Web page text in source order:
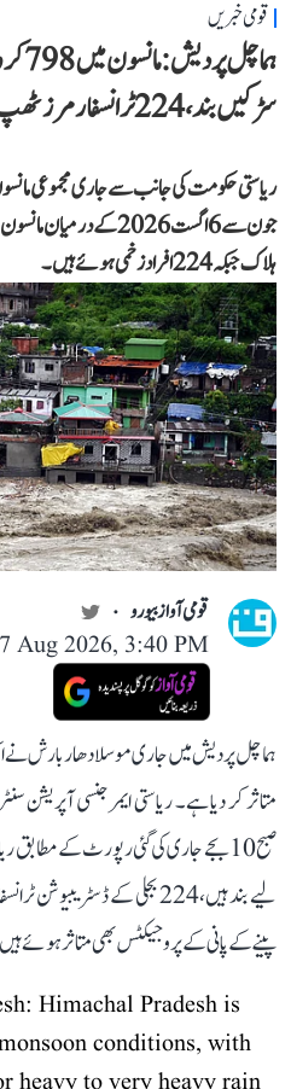
قومی خبریں
سڑکیں بند، 224 ٹرانسفارمرز ٹھپ
ہلاک جبکہ 224 افراد زخمی ہوئے ہیں۔
قومی آواز بیورو
Aug 2026, 3:40 PM
ہماچل پردیش میں جاری موسلادھار بارش
متاثر کر دیا ہے۔ ریاستی ایمرجنسی
پینے کے پانی کے پروجیکٹس بھی متاثر ہوئے
Himachal Pradesh is
conditions, with